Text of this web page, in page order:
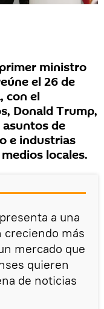
ministro
el 26 de
con el
Donald Trump,
de
e industrias
locales.
a una
creciendo más
mercado que
quieren
de noticias